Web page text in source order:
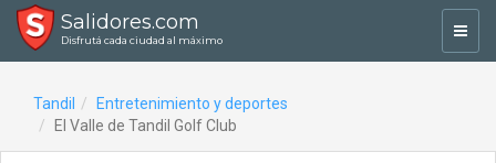
Salidores.com
Disfrutá cada ciudad al máximo
Tandil
Entretenimiento y deportes
El Valle de Tandil Golf Club